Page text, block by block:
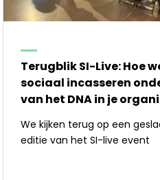
Terugblik SI-Live: Hoe
sociaal incasseren
van het DNA in je
We kijken terug op een
editie van het SI-live event